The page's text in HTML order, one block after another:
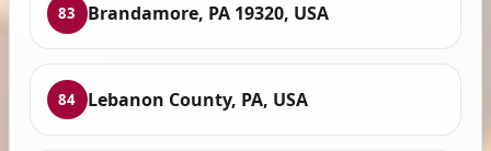
83 Brandamore, PA 19320, USA
84 Lebanon County, PA, USA